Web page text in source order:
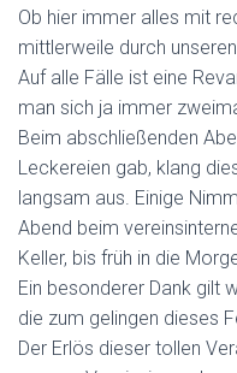
Ob hier immer alles mit
mittlerweile durch
Auf alle Fälle ist eine
man sich ja immer
Beim abschließenden
Leckereien gab, klang
langsam aus. Einige
Abend beim
Keller, bis früh in die
Ein besonderer Dank gilt
die zum gelingen dieses
Der Erlös dieser tollen